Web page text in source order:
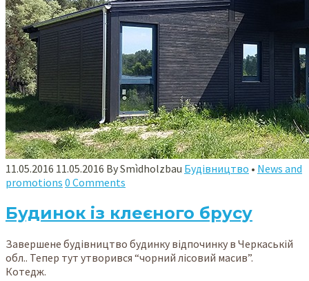
11.05.2016 11.05.2016 BySmìdholzbau Будівництво • News and
promotions 0 Comments
Будинок із клеєного брусу
Завершене будівництво будинку відпочинку в Черкаській
обл.. Тепер тут утворився “чорний лісовий масив”.
Котедж.